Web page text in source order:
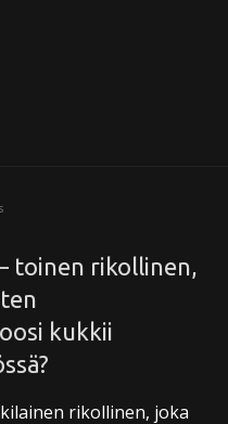
toinen rikollinen,
kukkii
rikollinen, joka